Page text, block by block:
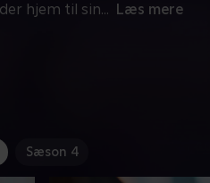
hjem til sin... Læs mere
Sæson 4